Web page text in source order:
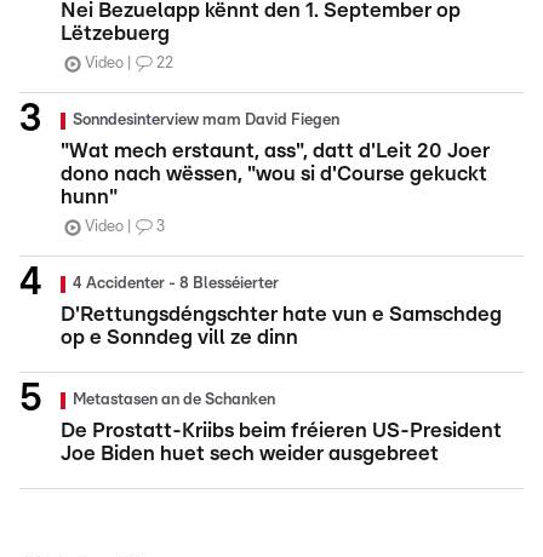
Nei Bezuelapp kënnt den 1. September op
Lëtzebuerg
Video 22
Sonndesinterview mam David Fiegen
"Wat mech erstaunt, ass", datt d'Leit 20 Joer
dono nach wëssen, "wou si d'Course gekuckt
hunn"
Video 3
4 Accidenter - 8 Blesséierter
D'Rettungsdéngschter hate vun e Samschdeg
op e Sonndeg vill ze dinn
Metastasen an de Schanken
De Prostatt-Kriibs beim fréieren US-President
Joe Biden huet sech weider ausgebreet